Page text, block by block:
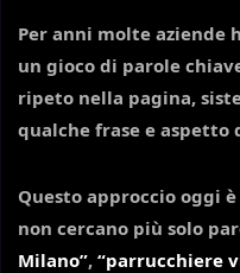
Per anni molte aziende
un gioco di parole
ripeto nella pagina,
qualche frase e aspetto
Questo approccio oggi
non cercano più solo
Milano”, “parrucchiere